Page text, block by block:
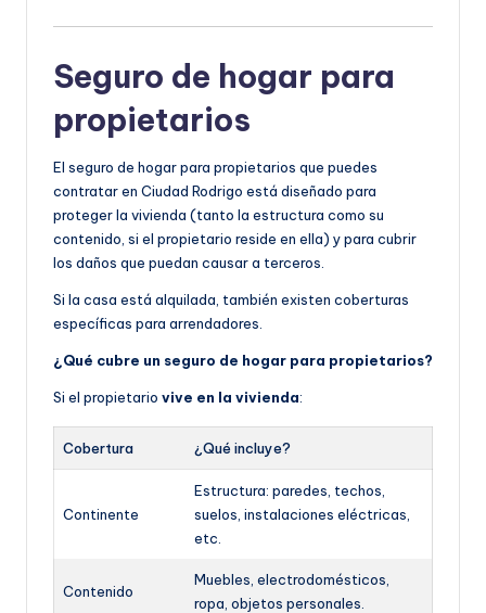
Seguro de hogar para
propietarios
El seguro de hogar para propietarios que puedes
contratar en Ciudad Rodrigo está diseñado para
proteger la vivienda (tanto la estructura como su
contenido, si el propietario reside en ella) y para cubrir
los daños que puedan causar a terceros.
Si la casa está alquilada, también existen coberturas
específicas para arrendadores.
¿Qué cubre un seguro de hogar para propietarios?
Si el propietario vive en la vivienda:
Cobertura ¿Qué incluye?
Continente
Estructura: paredes, techos,
suelos, instalaciones eléctricas,
etc.
Contenido
Muebles, electrodomésticos,
ropa, objetos personales.